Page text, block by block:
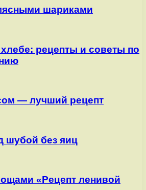
шариками
рецепты и советы по
— лучший рецепт
шубой без яиц
«Рецепт ленивой